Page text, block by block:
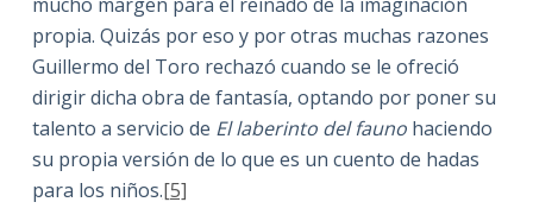
propia. Quizás por eso y por otras muchas razones
Guillermo del Toro rechazó cuando se le ofreció
dirigir dicha obra de fantasía, optando por poner su
talento a servicio de El laberinto del faunohaciendo
su propia versión de lo que es un cuento de hadas
para los niños.[5]